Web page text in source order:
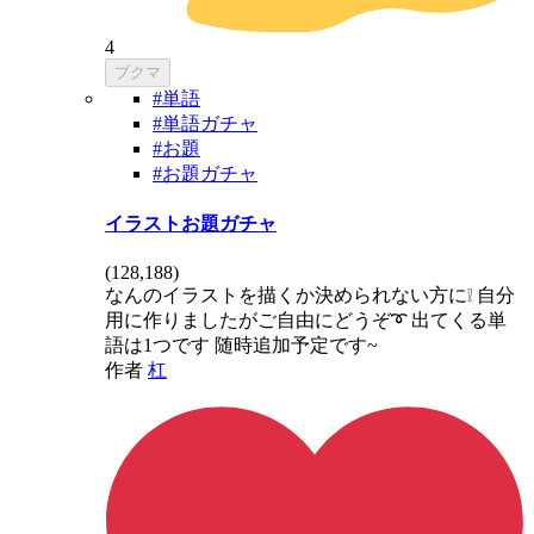
4
ブクマ
#単語
#単語ガチャ
#お題
#お題ガチャ
イラストお題ガチャ
(128,188)
なんのイラストを描くか決められない方に❕ 自分
用に作りましたがご自由にどうぞ➰ 出てくる単
語は1つです 随時追加予定です~
作者 杠